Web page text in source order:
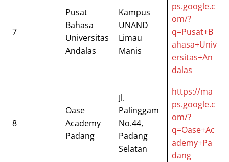
7
Pusat
Bahasa
Universitas
Andalas
Kampus
UNAND
Limau
Manis
ps.google.c
om/?
q=Pusat+B
ahasa+Univ
ersitas+An
dalas
8
Oase
Academy
Padang
Jl.
Palinggam
No.44,
Padang
Selatan
https://ma
ps.google.c
om/?
q=Oase+Ac
ademy+Pa
dang